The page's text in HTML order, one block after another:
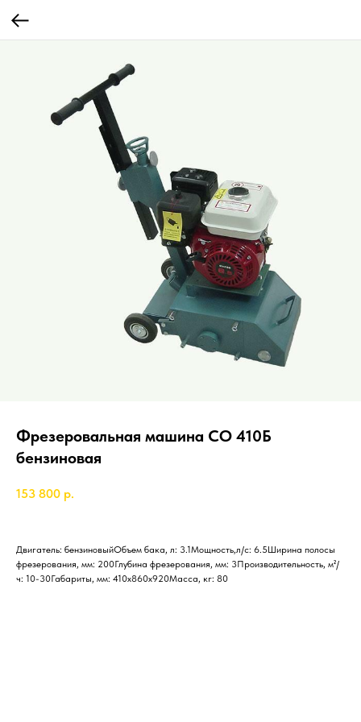
Фрезеровальная машина СО 410Б
бензиновая
153 800 р.
Двигатель: бензиновыйОбъем бака, л: 3.1Мощность,л/с: 6.5Ширина полосы
фрезерования, мм: 200Глубина фрезерования, мм: 3Производительность, м²/
ч: 10-30Габариты, мм: 410х860х920Масса, кг: 80